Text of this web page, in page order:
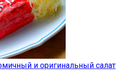
и оригинальный салат